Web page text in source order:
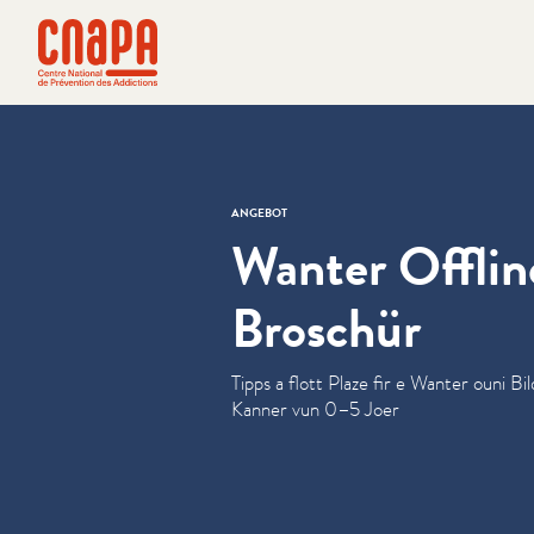
Direkt zum Inhalt springen
cnapa
ANGEBOT
Wanter
Broschür
Tipps a flott Plaze fir e Wanter ouni
Kanner vun 0–5 Joer
Cookie-Einstellungen